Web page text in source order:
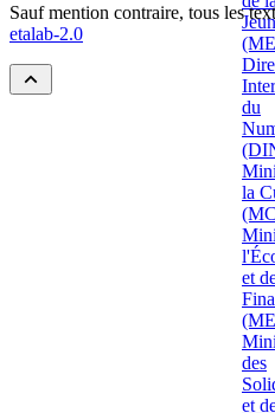
Sauf mention contraire, tous les
etalab-2.0